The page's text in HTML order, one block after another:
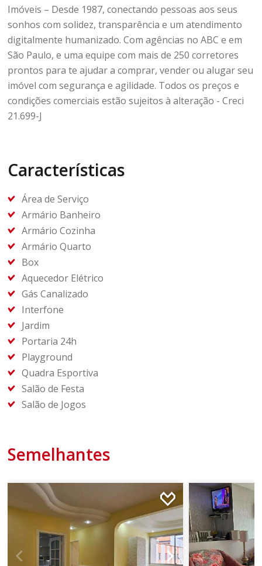
Imóveis – Desde 1987, conectando pessoas aos seus
sonhos com solidez, transparência e um atendimento
digitalmente humanizado. Com agências no ABC e em
São Paulo, e uma equipe com mais de 250 corretores
prontos para te ajudar a comprar, vender ou alugar seu
imóvel com segurança e agilidade. Todos os preços e
condições comerciais estão sujeitos à alteração - Creci
21.699-J
Características
Área de Serviço
Armário Banheiro
Armário Cozinha
Armário Quarto
Box
Aquecedor Elétrico
Gás Canalizado
Interfone
Jardim
Portaria 24h
Playground
Quadra Esportiva
Salão de Festa
Salão de Jogos
Semelhantes